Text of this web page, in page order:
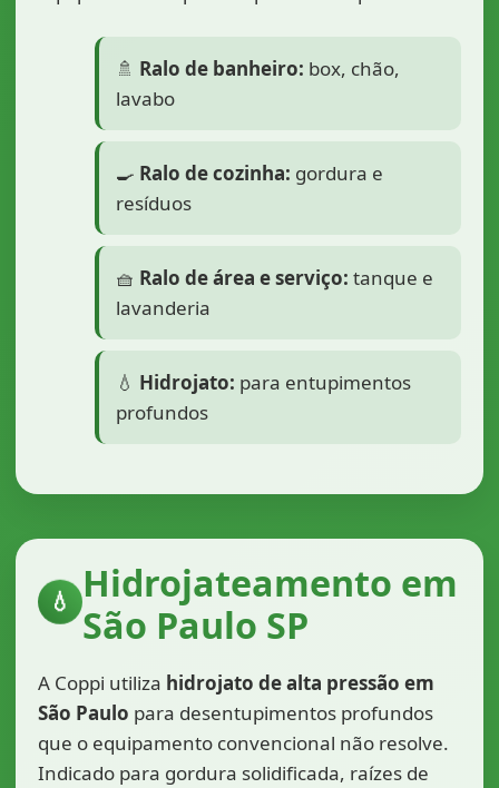
🚿 Ralo de banheiro: box, chão,
lavabo
🍳 Ralo de cozinha: gordura e
resíduos
🧺 Ralo de área e serviço: tanque e
lavanderia
💧 Hidrojato: para entupimentos
profundos
💧
Hidrojateamento em
São Paulo SP
A Coppi utiliza hidrojato de alta pressão em
São Paulo para desentupimentos profundos
que o equipamento convencional não resolve.
Indicado para gordura solidificada, raízes de